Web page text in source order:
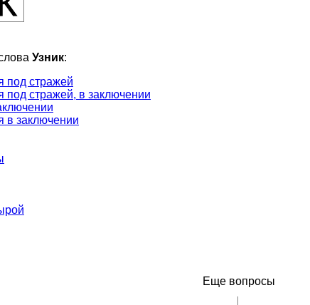
Узник:
под стражей
под стражей, в заключении
в заключении
Еще вопросы